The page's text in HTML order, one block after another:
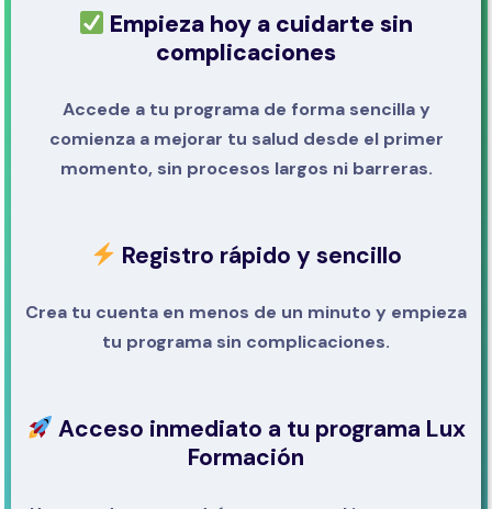
Empieza hoy a cuidarte sin
complicaciones
Accede a tu programa de forma sencilla y
comienza a mejorar tu salud desde el primer
momento, sin procesos largos ni barreras.
Registro rápido y sencillo
Crea tu cuenta en menos de un minuto y empieza
tu programa sin complicaciones.
Acceso inmediato a tu programa Lux
Formación